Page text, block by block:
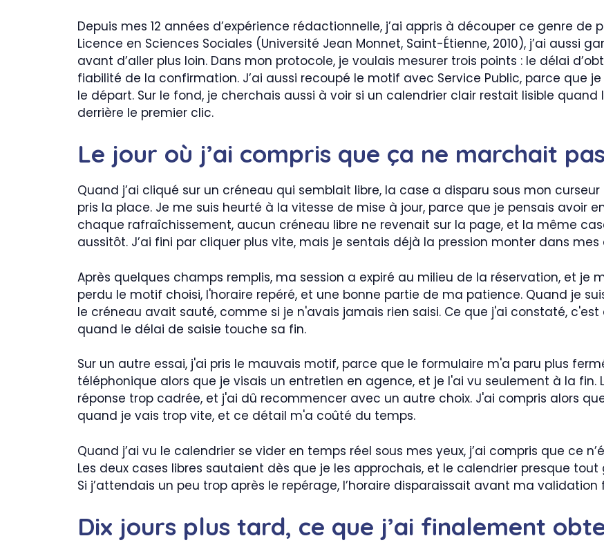
Depuis mes 12 années d’expérience rédactionnelle, j’ai appris à découper ce genre
Licence en Sciences Sociales (Université Jean Monnet, Saint-Étienne, 2010), j’ai aussi
avant d’aller plus loin. Dans mon protocole, je voulais mesurer trois points : le délai
fiabilité de la confirmation. J’ai aussi recoupé le motif avec Service Public, parce que
le départ. Sur le fond, je cherchais aussi à voir si un calendrier clair restait lisible
derrière le premier clic.
Le jour où j’ai compris que ça ne marchait
Quand j’ai cliqué sur un créneau qui semblait libre, la case a disparu sous mon
pris la place. Je me suis heurté à la vitesse de mise à jour, parce que je pensais avoir
chaque rafraîchissement, aucun créneau libre ne revenait sur la page, et la même
aussitôt. J’ai fini par cliquer plus vite, mais je sentais déjà la pression monter dans mes
Après quelques champs remplis, ma session a expiré au milieu de la réservation, et je
perdu le motif choisi, l'horaire repéré, et une bonne partie de ma patience. Quand je
le créneau avait sauté, comme si je n'avais jamais rien saisi. Ce que j'ai constaté,
quand le délai de saisie touche sa fin.
Sur un autre essai, j'ai pris le mauvais motif, parce que le formulaire m'a paru plus
téléphonique alors que je visais un entretien en agence, et je l'ai vu seulement à la fin.
réponse trop cadrée, et j'ai dû recommencer avec un autre choix. J'ai compris alors
quand je vais trop vite, et ce détail m'a coûté du temps.
Quand j’ai vu le calendrier se vider en temps réel sous mes yeux, j’ai compris que ce
Les deux cases libres sautaient dès que je les approchais, et le calendrier presque
Si j’attendais un peu trop après le repérage, l’horaire disparaissait avant ma validation
Dix jours plus tard, ce que j’ai finalement